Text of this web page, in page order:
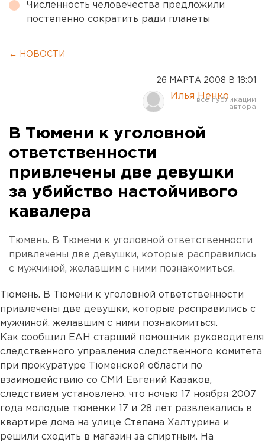
Численность человечества предложили
постепенно сократить ради планеты
← НОВОСТИ
26 МАРТА 2008 В 18:01
Илья Ненко
В Тюмени к уголовной
ответственности
привлечены две девушки
за убийство настойчивого
кавалера
Тюмень. В Тюмени к уголовной ответственности
привлечены две девушки, которые расправились
с мужчиной, желавшим с ними познакомиться.
Тюмень. В Тюмени к уголовной ответственности
привлечены две девушки, которые расправились с
мужчиной, желавшим с ними познакомиться.
Как сообщил ЕАН старший помощник руководителя
следственного управления следственного комитета
при прокуратуре Тюменской области по
взаимодействию со СМИ Евгений Казаков,
следствием установлено, что ночью 17 ноября 2007
года молодые тюменки 17 и 28 лет развлекались в
квартире дома на улице Степана Халтурина и
решили сходить в магазин за спиртным. На